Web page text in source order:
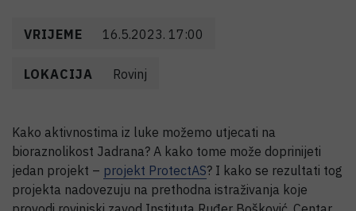
VRIJEME 16.5.2023. 17:00
LOKACIJA Rovinj
Kako aktivnostima iz luke možemo utjecati na
bioraznolikost Jadrana? A kako tome može doprinijeti
jedan projekt – projekt ProtectAS? I kako se rezultati tog
projekta nadovezuju na prethodna istraživanja koje